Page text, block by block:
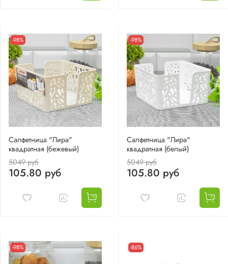
-98%
Салфетница "Лира"
квадратная (бежевый)
5049 руб
105.80 руб
-98%
Салфетница "Лира"
квадратная (белый)
5049 руб
105.80 руб
-98% -86%